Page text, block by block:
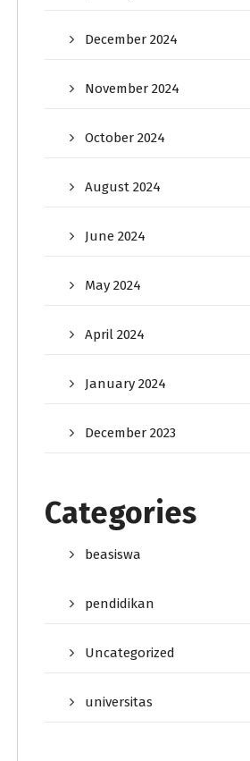
December 2024
November 2024
October 2024
August 2024
June 2024
May 2024
April 2024
January 2024
December 2023
Categories
beasiswa
pendidikan
Uncategorized
universitas